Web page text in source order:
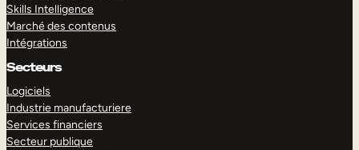
Skills Intelligence
Marché des contenus
Intégrations
Secteurs
Logiciels
Industrie manufacturiere
Services financiers
Secteur publique